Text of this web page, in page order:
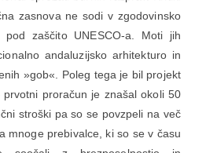
zasnova ne sodi v zgodovinsko
zaščito UNESCO-a. Moti jih
andaluzijsko arhitekturo in
»gob«. Poleg tega je bil projekt
proračun je znašal okoli 50
stroški pa so se povzpeli na več
mnoge prebivalce, ki so se v času